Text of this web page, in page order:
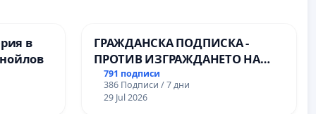
в
ГРАЖДАНСКА ПОДПИСКА -
ПРОТИВ ИЗГРАЖДАНЕТО НА
ВЪЖЕНА ЛИНИЯ (ЛИФТ) НА
ТЕРИТОРИЯТА НА ПРИРОДНА
ЗАБЕЛЕЖИТЕЛНОСТ „ХЪЛМ НА
791 подписи
386 Подписи / 7 дни
29 Jul 2026